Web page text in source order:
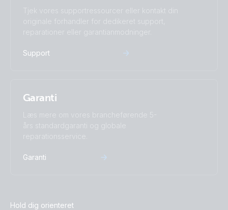
Tjek vores supportressourcer eller kontakt din
originale forhandler for dedikeret support,
reparationer eller garantianmodninger.
Support
Garanti
Læs mere om vores brancheførende 5-
års standardgaranti og globale
reparationsservice.
Garanti
Hold dig orienteret